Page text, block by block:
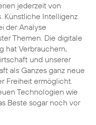
jederzeit von
Künstliche Intelligenz
der Analyse
Themen. Die digitale
hat Verbrauchern,
und unserer
als Ganzes ganz neue
Freiheit ermöglicht.
Technologien wie
Beste sogar noch vor